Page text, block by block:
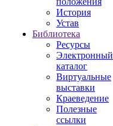
История
Устав
Библиотека
Ресурсы
Электронный
каталог
Виртуальные
выставки
Краеведение
Полезные
ссылки